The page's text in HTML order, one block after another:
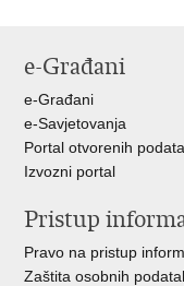
Facebooku
X-
e-Građani
e-Građani
e-Savjetovanja
Portal otvorenih
Izvozni portal
Pristup
Pravo na pristup
Zaštita osobnih